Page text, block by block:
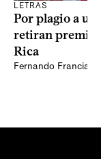
LETRAS
Por plagio a
retiran premio
Rica
Fernando Francia,